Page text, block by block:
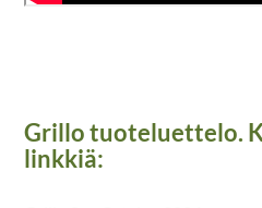
Grillo tuoteluettelo.
linkkiä: